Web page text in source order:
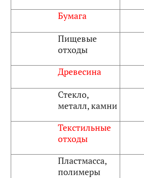
Бумага
Пищевые
отходы
Древесина
Стекло,
металл, камни
Текстильные
отходы
Пластмасса,
полимеры